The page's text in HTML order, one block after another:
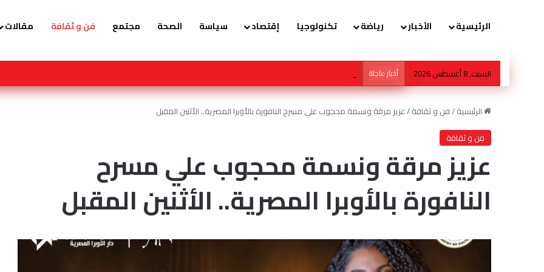
الرئيسية الأخبار رياضة تكنولوجيا إقتصاد سياسة الصحة مجتمع فن و ثقافة مقالات
السبت, 8 أغسطس 2026 أخبار عاجلة ولي العهد في قلب عاصفة افتعلها كابرانات ومخابرات الجزائر ، وهذا رد المغاربة الاحرار .
الرئيسية/فن و ثقافة/عزيز مرقة ونسمة محجوب علي مسرح النافورة بالأوبرا المصرية.. الأثنين المقبل
فن و ثقافة
عزيز مرقة ونسمة محجوب علي مسرح
النافورة بالأوبرا المصرية.. الأثنين المقبل